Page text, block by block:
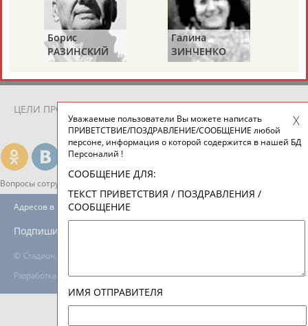
24 персон из 13181
ТАБЛО АКТИВНОСТИ
ЦЕЛИ ПРОЕКТА
Вопросы сотрудничества и совместной деятельности
© Стадион, 1998-2026
Разработка и поддержка ООО НАИТ «Стадион»
Адресов в новостной рассылке: 996
Подпишись
Борис
РАЗИНСКИЙ
Галина
ЗИНЧЕНКО
Уважаемые пользователи Вы можете написать
ПРИВЕТСТВИЕ/ПОЗДРАВЛЕНИЕ/СООБЩЕНИЕ любой
персоне, информация о которой содержится в нашей БД
Персоналий !
СООБЩЕНИЕ ДЛЯ:
ТЕКСТ ПРИВЕТСТВИЯ / ПОЗДРАВЛЕНИЯ /
СООБЩЕНИЕ
ИМЯ ОТПРАВИТЕЛЯ